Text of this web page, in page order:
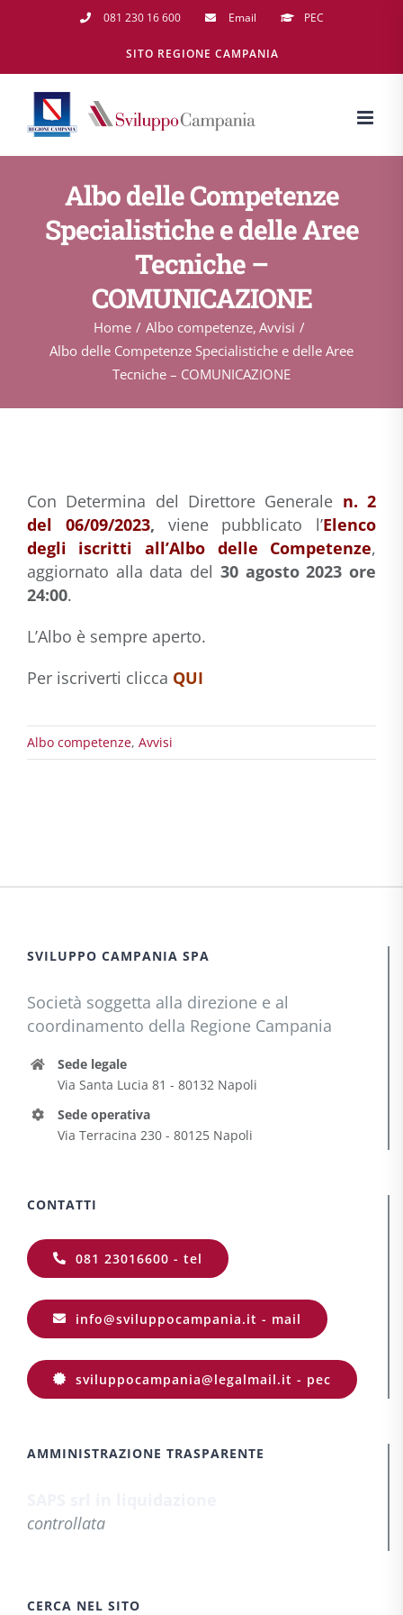
081 230 16 600 Email PEC
SITO REGIONE CAMPANIA
Albo delle Competenze
Specialistiche e delle Aree
Tecniche –
COMUNICAZIONE
Home Albo competenze Avvisi
Albo delle Competenze Specialistiche e delle Aree
Tecniche – COMUNICAZIONE
Con Determina del Direttore Generale n. 2
del 06/09/2023, viene pubblicato l’Elenco
degli iscritti all’Albo delle Competenze,
aggiornato alla data del 30 agosto 2023 ore
24:00.
L’Albo è sempre aperto.
Per iscriverti clicca QUI
Albo competenze, Avvisi
SVILUPPO CAMPANIA SPA
Società soggetta alla direzione e al
coordinamento della Regione Campania
Sede legale
Via Santa Lucia 81 - 80132 Napoli
Sede operativa
Via Terracina 230 - 80125 Napoli
CONTATTI
081 23016600 - tel
info@sviluppocampania.it - mail
sviluppocampania@legalmail.it - pec
AMMINISTRAZIONE TRASPARENTE
controllata
CERCA NEL SITO